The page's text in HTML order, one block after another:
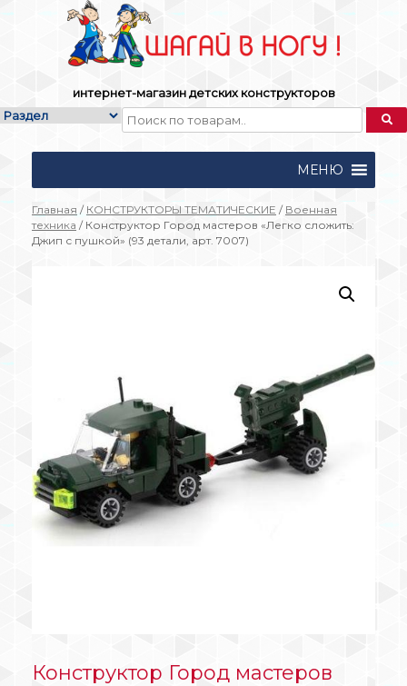
интернет-магазин детских конструкторов
МЕНЮ
Главная / КОНСТРУКТОРЫ ТЕМАТИЧЕСКИЕ / Военная
техника / Конструктор Город мастеров «Легко сложить:
Джип с пушкой» (93 детали, арт. 7007)
Конструктор Город мастеров